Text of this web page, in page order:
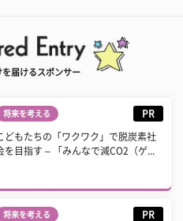
届けるスポンサー
将来を考える PR
どもたちの「ワクワク」で脱炭素社
を目指す – 「みんなで減CO2（ゲ...
将来を考える PR